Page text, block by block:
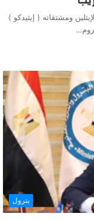
ومشتقاته ( إيثيدكو )
بترول